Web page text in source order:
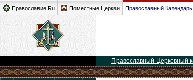
Православие.Ru Поместные Церкви Православный Календарь
Православный Церковный